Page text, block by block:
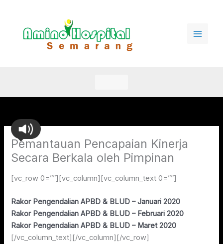
Pemantauan Pencapaian Kinerja
Secara Berkala oleh Pimpinan
[vc_row 0=””][vc_column][vc_column_text 0=””]
Rakor Pengendalian APBD & BLUD – Januari 2020
Rakor Pengendalian APBD & BLUD – Februari 2020
Rakor Pengendalian APBD & BLUD – Maret 2020
[/vc_column_text][/vc_column][/vc_row]